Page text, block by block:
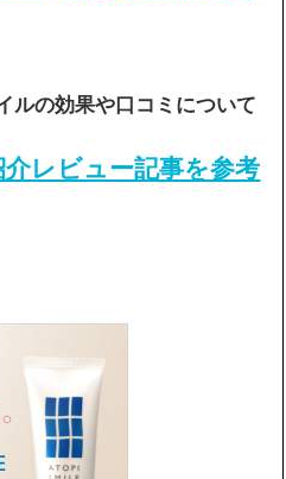
ルの効果や口コミについて
レビュー記事を参考